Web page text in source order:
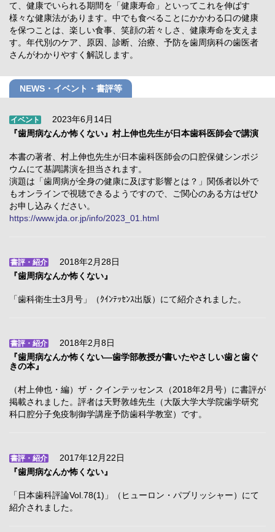
て、健康でいられる期間を「健康寿命」といってこれを伸ばす
様々な健康法があります。中でも食べることにかかわる口の健康
を保つことは、楽しい食事、笑顔の若々しさ、健康寿命を支えま
す。年代別のケア、原因、診断、治療、予防を歯周病科の歯医者
さんがわかりやすく解説します。
NEWS・イベント・書評等
イベント
2023年6月14日
『歯周病なんか怖くない』村上伸也先生が日本歯科医師会で講演
本書の著者、村上伸也先生が日本歯科医師会の口腔保健シンポジ
ウムにて基調講演を担当されます。
演題は「歯周病が全身の健康に及ぼす影響とは？」関係者以外で
もオンラインで視聴できるようですので、ご関心のある方はぜひ
お申し込みください。
https://www.jda.or.jp/info/2023_01.html
書評・紹介
2018年2月28日
『歯周病なんか怖くない』
「歯科衛生士3月号」（ｸｲﾝﾃｯｾﾝｽ出版）にて紹介されました。
書評・紹介
2018年2月8日
『歯周病なんか怖くない―歯学部教授が書いたやさしい歯と歯ぐ
きの本』
（村上伸也・編）ザ・クインテッセンス（2018年2月号）に書評が
掲載されました。評者は天野敦雄先生（大阪大学大学院歯学研究
科口腔分子免疫制御学講座予防歯科学教室）です。
書評・紹介
2017年12月22日
『歯周病なんか怖くない』
「日本歯科評論Vol.78(1)」（ヒューロン・パブリッシャー）にて
紹介されました。